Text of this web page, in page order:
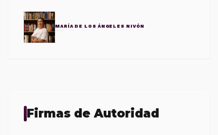
MARÍA DE LOS ÁNGELES NIVÓN
Firmas de Autoridad